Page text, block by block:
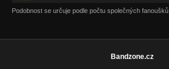
Podobnost se určuje podle počtu společných fanoušků.
Bandzone.cz